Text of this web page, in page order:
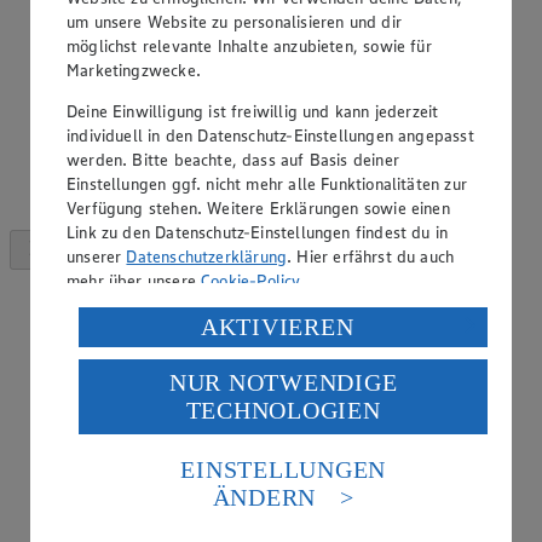
um unsere Website zu personalisieren und dir
möglichst relevante Inhalte anzubieten, sowie für
Marketingzwecke.
Deine Einwilligung ist freiwillig und kann jederzeit
individuell in den Datenschutz-Einstellungen angepasst
werden. Bitte beachte, dass auf Basis deiner
Einstellungen ggf. nicht mehr alle Funktionalitäten zur
Verfügung stehen. Weitere Erklärungen sowie einen
Link zu den Datenschutz-Einstellungen findest du in
unserer Datenschutzerklärung. Hier erfährst du auch
mehr über unsereCookie-Policy.
Verarbeitung deiner personenbezogenen Daten in den
USA durch Facebook und YouTube:
Wenn du auf „Aktivieren“ klickst, willigst du im Sinne
des Art. 49 Abs. 1 Satz 1 lit. a) DSGVO ein, dass deine
Daten in den USA verarbeitet werden. Der EuGH sieht
die USA als Land mit einem nach europäischen
Standards nicht angemessenen Datenschutzniveau an.
Es besteht das Risiko eines Zugriffs durch US-
AKTIVIEREN
NUR NOTWENDIGE
TECHNOLOGIEN
EINSTELLUNGEN
ÄNDERN